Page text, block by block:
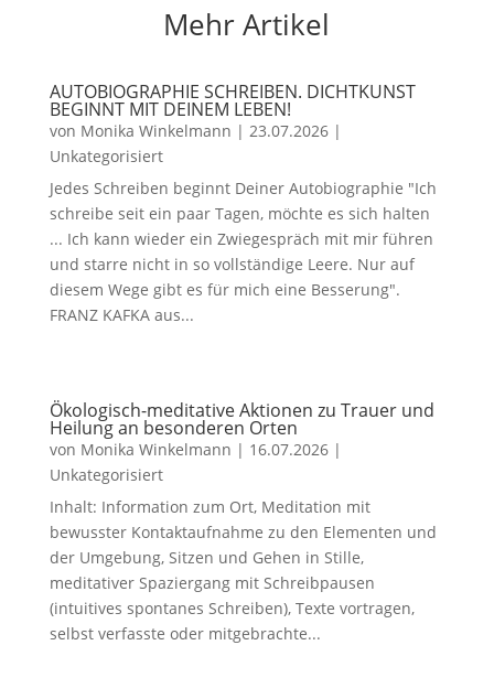
Mehr Artikel
AUTOBIOGRAPHIE SCHREIBEN. DICHTKUNST
BEGINNT MIT DEINEM LEBEN!
von Monika Winkelmann | 23.07.2026|
Unkategorisiert
Jedes Schreiben beginnt Deiner Autobiographie "Ich
schreibe seit ein paar Tagen, möchte es sich halten
... Ich kann wieder ein Zwiegespräch mit mir führen
und starre nicht in so vollständige Leere. Nur auf
diesem Wege gibt es für mich eine Besserung".
FRANZ KAFKA aus...
Ökologisch-meditative Aktionen zu Trauer und
Heilung an besonderen Orten
von Monika Winkelmann | 16.07.2026|
Unkategorisiert
Inhalt: Information zum Ort, Meditation mit
bewusster Kontaktaufnahme zu den Elementen und
der Umgebung, Sitzen und Gehen in Stille,
meditativer Spaziergang mit Schreibpausen
(intuitives spontanes Schreiben), Texte vortragen,
selbst verfasste oder mitgebrachte...